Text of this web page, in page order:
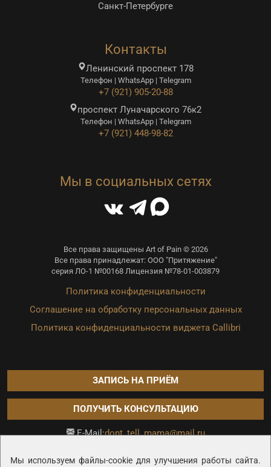
Мы используем файлы-cookie для улучшения работы сайта.
Санкт-Петербурге
Контакты
Ленинский проспект 178
Телефон | WhatsApp | Telegram
+7 (921) 905-20-88
проспект Луначарского 76к2
Телефон | WhatsApp | Telegram
+7 (921) 448-98-82
Мы в социальных сетях
Все права защищены Art of Pain © 2026
Все права принадлежат: ООО "Притяжение"
серия ЛО-1 №00168 Лицензия №78-01-003879
Политика конфиденциальности
Соглашение на обработку персональных данных
Политика конфиденциальности виджета Callibri
ЗАПИСЬ НА ПРИЁМ
ПОЛУЧИТЬ КОНСУЛЬТАЦИЮ
E-Mail:dont_tell_mama@mail.ru